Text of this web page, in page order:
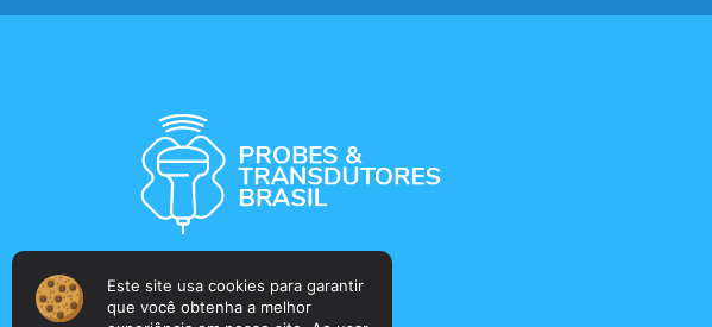
Este site usa cookies para garantir
que você obtenha a melhor